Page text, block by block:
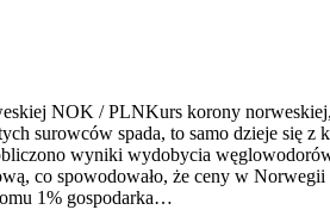
NOK / PLNKurs korony
surowców spada, to samo dzieje się
wyniki wydobycia
co spowodowało, że ceny w
1% gospodarka…